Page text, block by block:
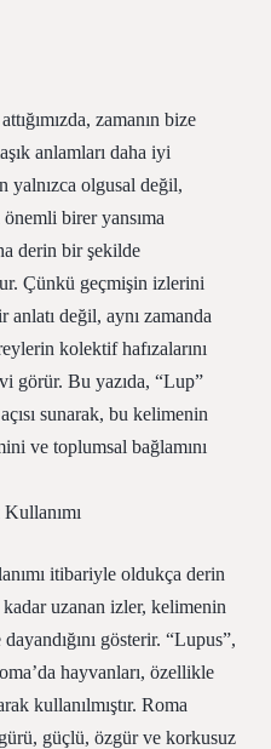
zamanın bize
anlamları daha iyi
yalnızca olgusal değil,
birer yansıma
derin bir şekilde
Çünkü geçmişin izlerini
değil, aynı zamanda
kolektif hafızalarını
görür. Bu yazıda, “Lup”
sunarak, bu kelimenin
ve toplumsal bağlamını
itibariyle oldukça derin
uzanan izler, kelimenin
gösterir. “Lupus”,
hayvanları, özellikle
kullanılmıştır. Roma
güçlü, özgür ve korkusuz